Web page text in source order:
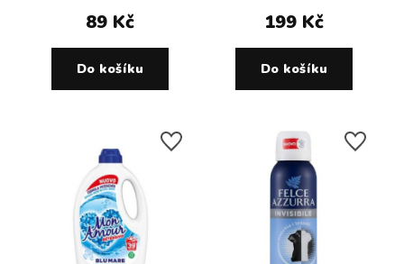
89 Kč
Do košíku
199 Kč
Do košíku